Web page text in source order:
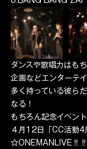
ダンスや歌唱力はも
企画などエンターテ
多く持っている彼ら
なる！
もちろん記念イベン
４月12日「CC活動